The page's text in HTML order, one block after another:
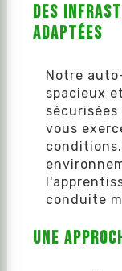
Des
adaptées
Notre
spacieux
vous
conduite
Une